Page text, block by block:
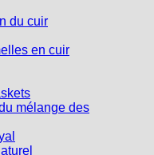
du cuir
en cuir
mélange des